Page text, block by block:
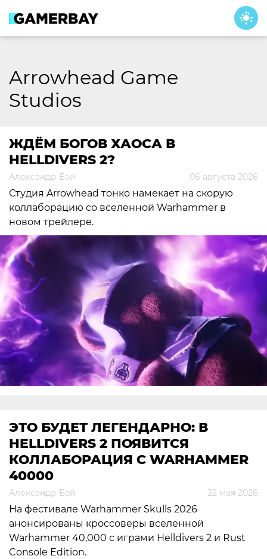
content
Arrowhead Game
Studios
ЖДЁМ БОГОВ ХАОСА В
HELLDIVERS 2?
Александр Бэй 06 августа 2026
Студия Arrowhead тонко намекает на скорую
коллаборацию со вселенной Warhammer в
новом трейлере.
ЭТО БУДЕТ ЛЕГЕНДАРНО: В
HELLDIVERS 2 ПОЯВИТСЯ
КОЛЛАБОРАЦИЯ С WARHAMMER
40000
Александр Бэй 22 мая 2026
На фестивале Warhammer Skulls 2026
анонсированы кроссоверы вселенной
Warhammer 40,000 с играми Helldivers 2 и Rust
Console Edition.